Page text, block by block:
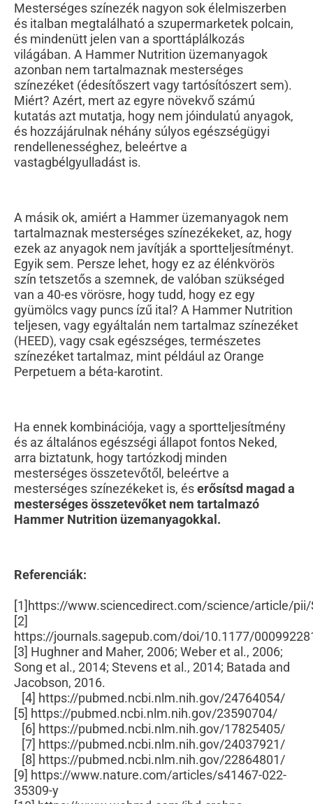
Mesterséges színezék nagyon sok élelmiszerben
és italban megtalálható a szupermarketek polcain,
és mindenütt jelen van a sporttáplálkozás
világában. A Hammer Nutrition üzemanyagok
azonban nem tartalmaznak mesterséges
színezéket (édesítőszert vagy tartósítószert sem).
Miért? Azért, mert az egyre növekvő számú
kutatás azt mutatja, hogy nem jóindulatú anyagok,
és hozzájárulnak néhány súlyos egészségügyi
rendellenességhez, beleértve a
vastagbélgyulladást is.
A másik ok, amiért a Hammer üzemanyagok nem
tartalmaznak mesterséges színezékeket, az, hogy
ezek az anyagok nem javítják a sportteljesítményt.
Egyik sem. Persze lehet, hogy ez az élénkvörös
szín tetszetős a szemnek, de valóban szükséged
van a 40-es vörösre, hogy tudd, hogy ez egy
gyümölcs vagy puncs ízű ital? A Hammer Nutrition
teljesen, vagy egyáltalán nem tartalmaz színezéket
(HEED), vagy csak egészséges, természetes
színezéket tartalmaz, mint például az Orange
Perpetuem a béta-karotint.
Ha ennek kombinációja, vagy a sportteljesítmény
és az általános egészségi állapot fontos Neked,
arra biztatunk, hogy tartózkodj minden
mesterséges összetevőtől, beleértve a
mesterséges színezékeket is, éserősítsd magad a
mesterséges összetevőket nem tartalmazó
Hammer Nutrition üzemanyagokkal.
Referenciák:
[1]https://www.sciencedirect.com/science/article/
[2]
https://journals.sagepub.com/doi/10.1177/
[3] Hughner and Maher, 2006; Weber et al., 2006;
Song et al., 2014; Stevens et al., 2014; Batada and
Jacobson, 2016.
[4] https://pubmed.ncbi.nlm.nih.gov/24764054/
[5] https://pubmed.ncbi.nlm.nih.gov/23590704/
[6] https://pubmed.ncbi.nlm.nih.gov/17825405/
[7] https://pubmed.ncbi.nlm.nih.gov/24037921/
[8] https://pubmed.ncbi.nlm.nih.gov/22864801/
[9] https://www.nature.com/articles/s41467-022-
35309-y